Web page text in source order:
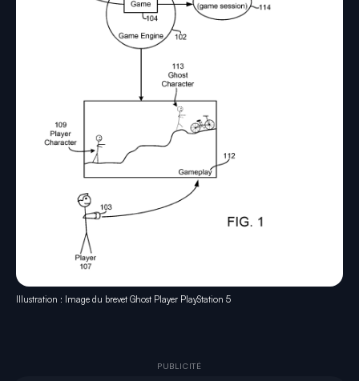
Illustration : Image du brevet Ghost Player PlayStation 5